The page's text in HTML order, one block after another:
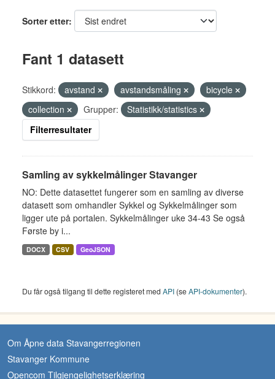
Sorter etter
Fant 1 datasett
Stikkord: avstand avstandsmåling
bicycle
collection
Grupper:
Statistikk/statistics
Filterresultater
Samling av sykkelmålinger Stavanger
NO: Dette datasettet fungerer som en samling av diverse
datasett som omhandler Sykkel og Sykkelmålinger som
ligger ute på portalen. Sykkelmålinger uke 34-43 Se også
Første by i...
DOCX CSV GeoJSON
Du får også tilgang til dette registeret med API (seAPI-dokumenter).
Om Åpne data Stavangerregionen
Stavanger Kommune
Opencom Tilgjengelighetserklæring